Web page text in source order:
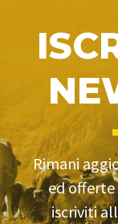
Rimani
ed
iscriviti